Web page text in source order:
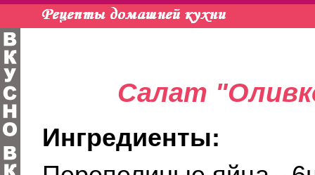
Салат
Ингредиенты: